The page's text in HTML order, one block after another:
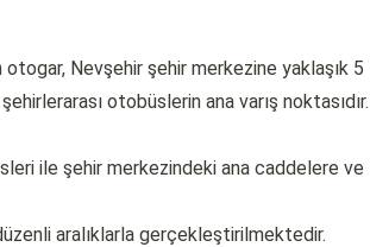
Nevşehir şehir merkezine yaklaşık 5
otobüslerin ana varış noktasıdır.
ile şehir merkezindeki ana caddelere ve
aralıklarla gerçekleştirilmektedir.